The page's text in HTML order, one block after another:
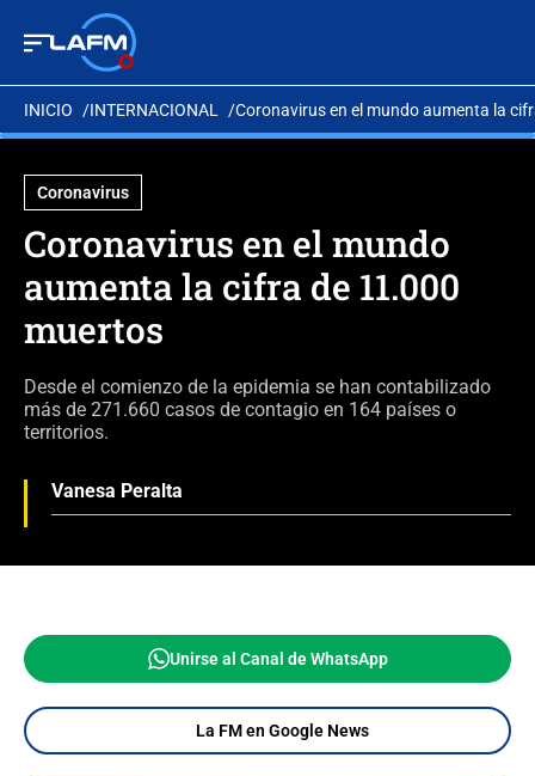
INICIO INTERNACIONAL Coronavirus en el mundo aumenta la
Coronavirus
Coronavirus en el mundo
aumenta la cifra de 11.000
muertos
Desde el comienzo de la epidemia se han contabilizado
más de 271.660 casos de contagio en 164 países o
territorios.
Vanesa Peralta
Unirse al Canal de WhatsApp
La FM en Google News